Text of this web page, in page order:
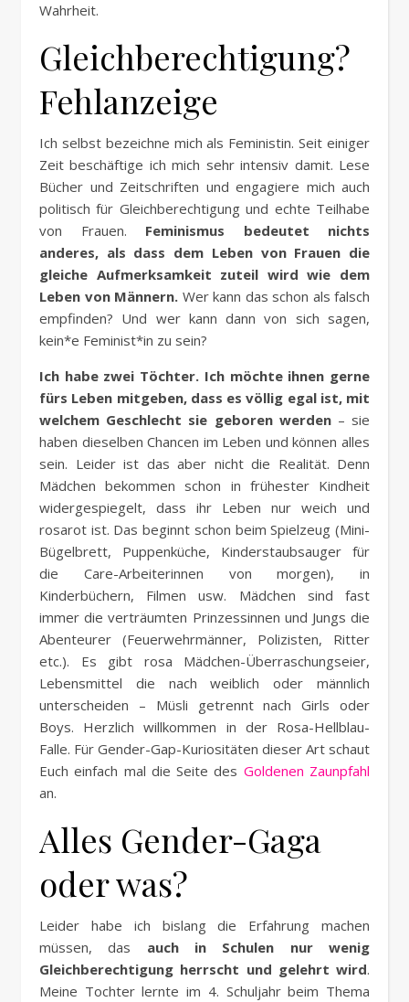
Wahrheit.
Gleichberechtigung?
Fehlanzeige
Ich selbst bezeichne mich als Feministin. Seit einiger
Zeit beschäftige ich mich sehr intensiv damit. Lese
Bücher und Zeitschriften und engagiere mich auch
politisch für Gleichberechtigung und echte Teilhabe
von Frauen. Feminismus bedeutet nichts
anderes, als dass dem Leben von Frauen die
gleiche Aufmerksamkeit zuteil wird wie dem
Leben von Männern. Wer kann das schon als falsch
empfinden? Und wer kann dann von sich sagen,
kein*e Feminist*in zu sein?
Ich habe zwei Töchter. Ich möchte ihnen gerne
fürs Leben mitgeben, dass es völlig egal ist, mit
welchem Geschlecht sie geboren werden– sie
haben dieselben Chancen im Leben und können alles
sein. Leider ist das aber nicht die Realität. Denn
Mädchen bekommen schon in frühester Kindheit
widergespiegelt, dass ihr Leben nur weich und
rosarot ist. Das beginnt schon beim Spielzeug (Mini-
Bügelbrett, Puppenküche, Kinderstaubsauger für
die Care-Arbeiterinnen von morgen), in
Kinderbüchern, Filmen usw. Mädchen sind fast
immer die verträumten Prinzessinnen und Jungs die
Abenteurer (Feuerwehrmänner, Polizisten, Ritter
etc.). Es gibt rosa Mädchen-Überraschungseier,
Lebensmittel die nach weiblich oder männlich
unterscheiden – Müsli getrennt nach Girls oder
Boys. Herzlich willkommen in der Rosa-Hellblau-
Falle. Für Gender-Gap-Kuriositäten dieser Art schaut
Euch einfach mal die Seite des Goldenen Zaunpfahl
an.
Alles Gender-Gaga
oder was?
Leider habe ich bislang die Erfahrung machen
müssen, das auch in Schulen nur wenig
Gleichberechtigung herrscht und gelehrt wird.
Meine Tochter lernte im 4. Schuljahr beim Thema